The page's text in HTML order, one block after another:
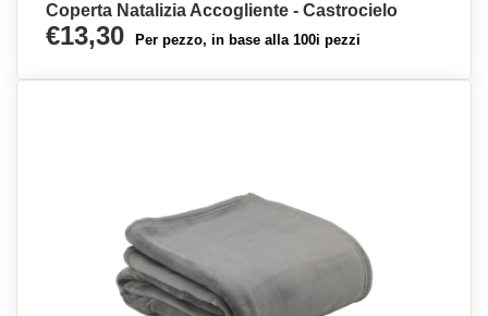
Coperta Natalizia Accogliente - Castrocielo
€13,30 Per pezzo, in base alla 100i pezzi